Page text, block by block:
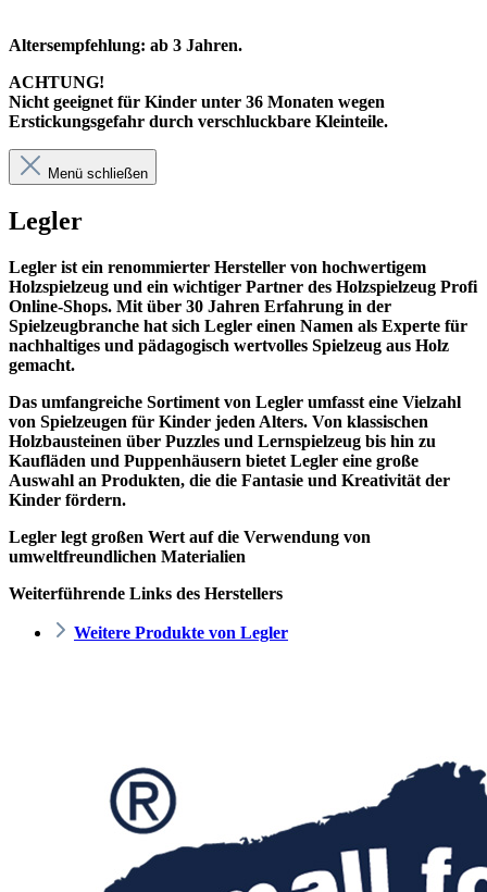
Altersempfehlung: ab 3 Jahren.
ACHTUNG!
Nicht geeignet für Kinder unter 36 Monaten wegen
Erstickungsgefahr durch verschluckbare Kleinteile.
Menü schließen
Legler
Legler ist ein renommierter Hersteller von hochwertigem
Holzspielzeug und ein wichtiger Partner des Holzspielzeug Profi
Online-Shops. Mit über 30 Jahren Erfahrung in der
Spielzeugbranche hat sich Legler einen Namen als Experte für
nachhaltiges und pädagogisch wertvolles Spielzeug aus Holz
gemacht.
Das umfangreiche Sortiment von Legler umfasst eine Vielzahl
von Spielzeugen für Kinder jeden Alters. Von klassischen
Holzbausteinen über Puzzles und Lernspielzeug bis hin zu
Kaufläden und Puppenhäusern bietet Legler eine große
Auswahl an Produkten, die die Fantasie und Kreativität der
Kinder fördern.
Legler legt großen Wert auf die Verwendung von
umweltfreundlichen Materialien
Weiterführende Links des Herstellers
Weitere Produkte von Legler